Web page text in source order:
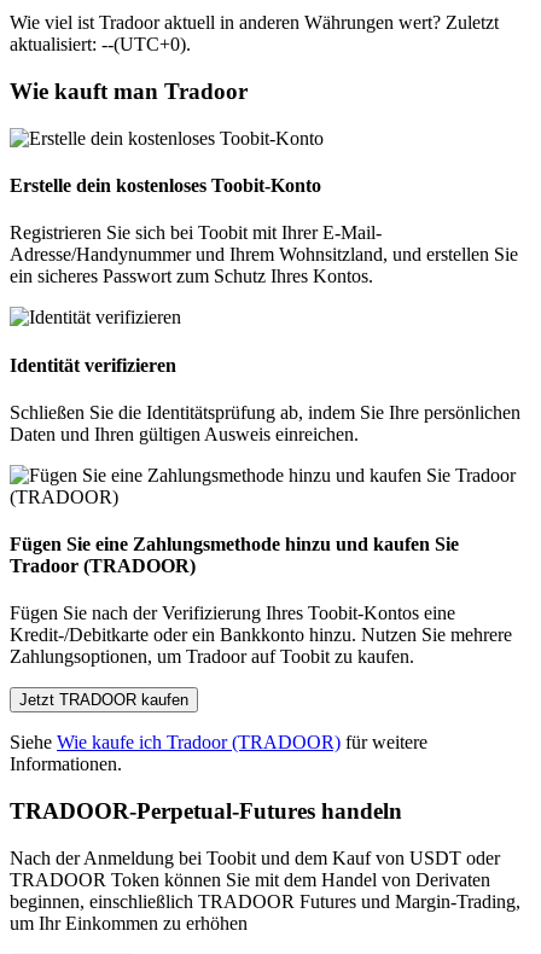
Wie viel ist Tradoor aktuell in anderen Währungen wert? Zuletzt
aktualisiert: --(UTC+0).
Wie kauft man Tradoor
Erstelle dein kostenloses Toobit-Konto
Registrieren Sie sich bei Toobit mit Ihrer E-Mail-
Adresse/Handynummer und Ihrem Wohnsitzland, und erstellen Sie
ein sicheres Passwort zum Schutz Ihres Kontos.
Identität verifizieren
Schließen Sie die Identitätsprüfung ab, indem Sie Ihre persönlichen
Daten und Ihren gültigen Ausweis einreichen.
Fügen Sie eine Zahlungsmethode hinzu und kaufen Sie
Tradoor (TRADOOR)
Fügen Sie nach der Verifizierung Ihres Toobit-Kontos eine
Kredit-/Debitkarte oder ein Bankkonto hinzu. Nutzen Sie mehrere
Zahlungsoptionen, um Tradoor auf Toobit zu kaufen.
Jetzt TRADOOR kaufen
Siehe Wie kaufe ich Tradoor (TRADOOR) für weitere
Informationen.
TRADOOR-Perpetual-Futures handeln
Nach der Anmeldung bei Toobit und dem Kauf von USDT oder
TRADOOR Token können Sie mit dem Handel von Derivaten
beginnen, einschließlich TRADOOR Futures und Margin-Trading,
um Ihr Einkommen zu erhöhen